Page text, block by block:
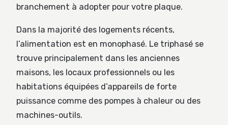
branchement à adopter pour votre plaque.
Dans la majorité des logements récents,
l’alimentation est en monophasé. Le triphasé se
trouve principalement dans les anciennes
maisons, les locaux professionnels ou les
habitations équipées d’appareils de forte
puissance comme des pompes à chaleur ou des
machines-outils.